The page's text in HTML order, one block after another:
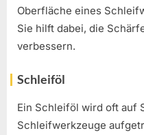
Oberfläche eines
Sie hilft dabei, die
verbessern.
Schleiföl
Ein Schleiföl wird oft auf
Schleifwerkzeuge